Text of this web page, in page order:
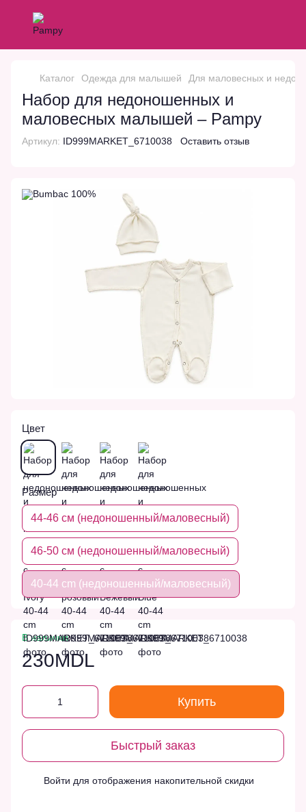
Каталог Одежда для малышей Для маловесных и
Набор для недоношенных и
маловесных малышей – Pampy
Артикул: ID999MARKET_6710038 Оставить отзыв
Цвет
Размер
44-46 см (недоношенный/маловесный)
46-50 см (недоношенный/маловесный)
40-44 cm (недоношенный/маловесный)
В наличии
230MDL
Купить
Быстрый заказ
Войти для отображения накопительной скидки